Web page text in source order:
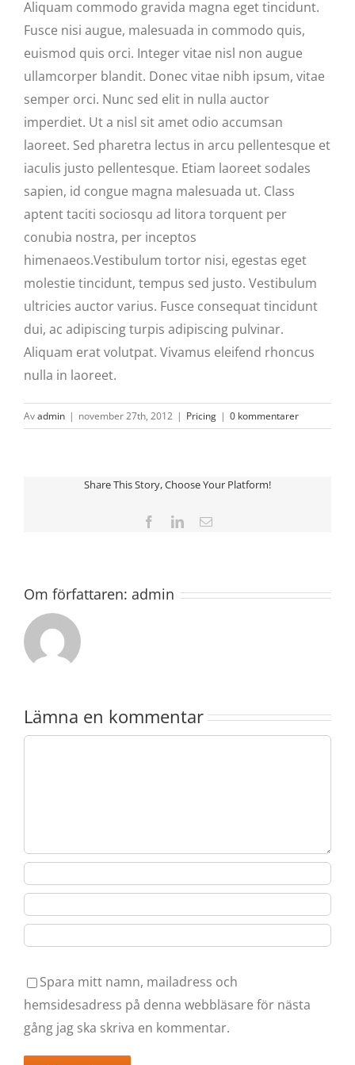
Aliquam commodo gravida magna eget tincidunt.
Fusce nisi augue, malesuada in commodo quis,
euismod quis orci. Integer vitae nisl non augue
ullamcorper blandit. Donec vitae nibh ipsum, vitae
semper orci. Nunc sed elit in nulla auctor
imperdiet. Ut a nisl sit amet odio accumsan
laoreet. Sed pharetra lectus in arcu pellentesque et
iaculis justo pellentesque. Etiam laoreet sodales
sapien, id congue magna malesuada ut. Class
aptent taciti sociosqu ad litora torquent per
conubia nostra, per inceptos
himenaeos.Vestibulum tortor nisi, egestas eget
molestie tincidunt, tempus sed justo. Vestibulum
ultricies auctor varius. Fusce consequat tincidunt
dui, ac adipiscing turpis adipiscing pulvinar.
Aliquam erat volutpat. Vivamus eleifend rhoncus
nulla in laoreet.
Avadmin | november 27th, 2012 | Pricing | 0 kommentarer
Share This Story, Choose Your Platform!
FacebookLinkedIn
E-
Om författaren: admin
Lämna en kommentar
Spara mitt namn, mailadress och
hemsidesadress på denna webbläsare för nästa
gång jag ska skriva en kommentar.